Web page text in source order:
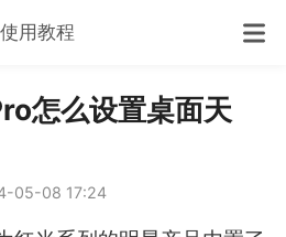
使用教程
怎么设置桌面天
05-08 17:24